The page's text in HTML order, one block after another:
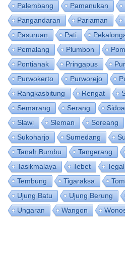
Palembang
Pamanukan
Pangandaran
Pariaman
Pasuruan
Pati
Pemalang
Plumbon
Pontianak
Pringapus
Purwokerto
Purworejo
Rangkasbitung
Rengat
Semarang
Serang
Slawi
Sleman Soreang
Sukoharjo
Sumedang
Tanah Bumbu
Tangerang
Tasikmalaya
Tebet Tegal
Tembung
Tigaraksa
Ujung Batu
Ujung Berung
Ungaran
Wangon